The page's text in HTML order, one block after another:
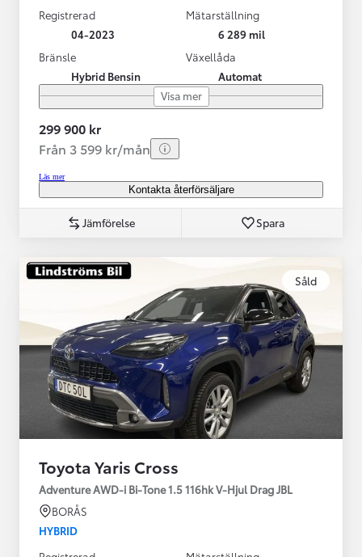
Registrerad
04-2023
Mätarställning
6 289 mil
Bränsle
Hybrid Bensin
Växellåda
Automat
Visa mer
299 900 kr
Från 3 599 kr/mån
Läs mer
Kontakta återförsäljare
Jämförelse Spara
Såld
Toyota Yaris Cross
Adventure AWD-i Bi-Tone 1.5 116hk V-Hjul Drag JBL
BORÅS
HYBRID